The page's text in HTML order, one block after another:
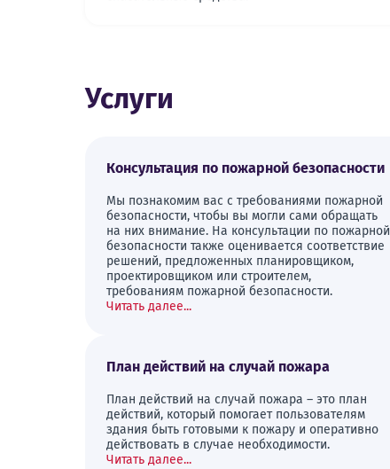
Услуги
Консультация по пожарной безопасности
Мы познакомим вас с требованиями пожарной
безопасности, чтобы вы могли сами обращать
на них внимание. На консультации по пожарной
безопасности также оценивается соответствие
решений, предложенных планировщиком,
проектировщиком или строителем,
требованиям пожарной безопасности.
Читать далее...
План действий на случай пожара
План действий на случай пожара – это план
действий, который помогает пользователям
здания быть готовыми к пожару и оперативно
действовать в случае необходимости.
Читать далее...